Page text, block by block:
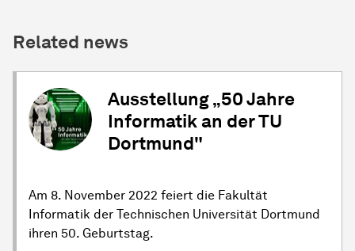
Related news
Ausstellung „50 Jahre
Informatik an der TU
Dortmund"
Am 8. November 2022 feiert die Fakultät
Informatik der Technischen Universität Dortmund
ihren 50. Geburtstag.